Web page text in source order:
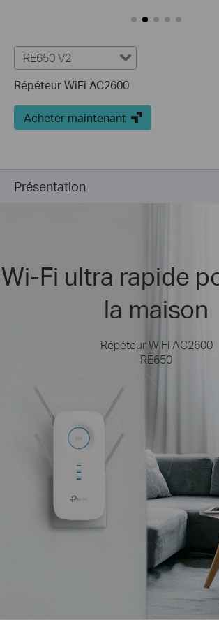
RE650 V2
Répéteur WiFi AC2600
Acheter maintenant
Présentation
Wi-Fi ultra rapide
la maison
Répéteur WiFi AC2600
RE650